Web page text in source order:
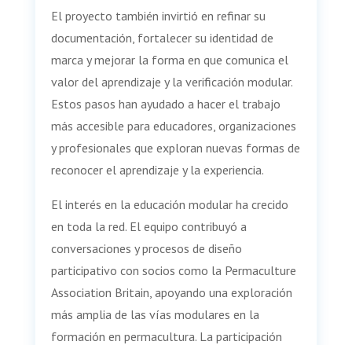
El proyecto también invirtió en refinar su
documentación, fortalecer su identidad de
marca y mejorar la forma en que comunica el
valor del aprendizaje y la verificación modular.
Estos pasos han ayudado a hacer el trabajo
más accesible para educadores, organizaciones
y profesionales que exploran nuevas formas de
reconocer el aprendizaje y la experiencia.
El interés en la educación modular ha crecido
en toda la red. El equipo contribuyó a
conversaciones y procesos de diseño
participativo con socios como la Permaculture
Association Britain, apoyando una exploración
más amplia de las vías modulares en la
formación en permacultura. La participación